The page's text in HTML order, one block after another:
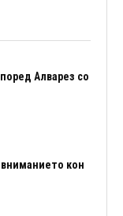
Алварез со
кон